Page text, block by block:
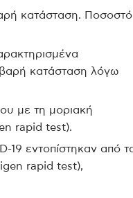
κατάσταση. Ποσοστό
κατάσταση λόγω
με τη μοριακή
rapid test).
19 εντοπίστηκαν από
rapid test),